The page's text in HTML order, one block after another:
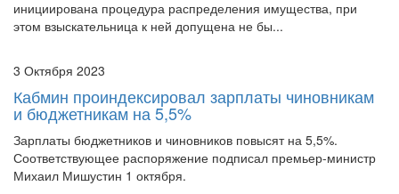
3 Октября 2023
и бюджетникам на 5,5%
Зарплаты бюджетников и чиновников повысят на 5,5%.
Соответствующее распоряжение подписал премьер-министр
Михаил Мишустин 1 октября.
3 Октября 2023